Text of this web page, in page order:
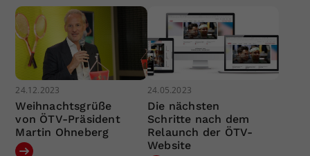
24.12.2023
Weihnachtsgrüße
von ÖTV-Präsident
Martin Ohneberg
24.05.2023
Die nächsten
Schritte nach dem
Relaunch der ÖTV-
Website